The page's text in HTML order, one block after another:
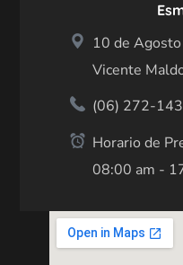
10 de
Vicente
(06) 272-
Horario de
08:00 am -